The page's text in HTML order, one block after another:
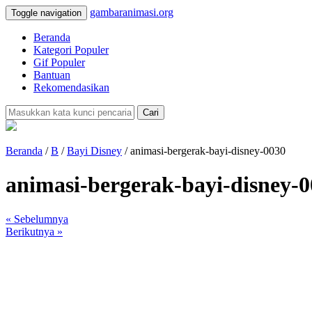
Toggle navigation gambaranimasi.org
Beranda
Kategori Populer
Gif Populer
Bantuan
Rekomendasikan
Cari
Beranda /B /Bayi Disney / animasi-bergerak-bayi-disney-0030
animasi-bergerak-bayi-disney-
« Sebelumnya
Berikutnya »